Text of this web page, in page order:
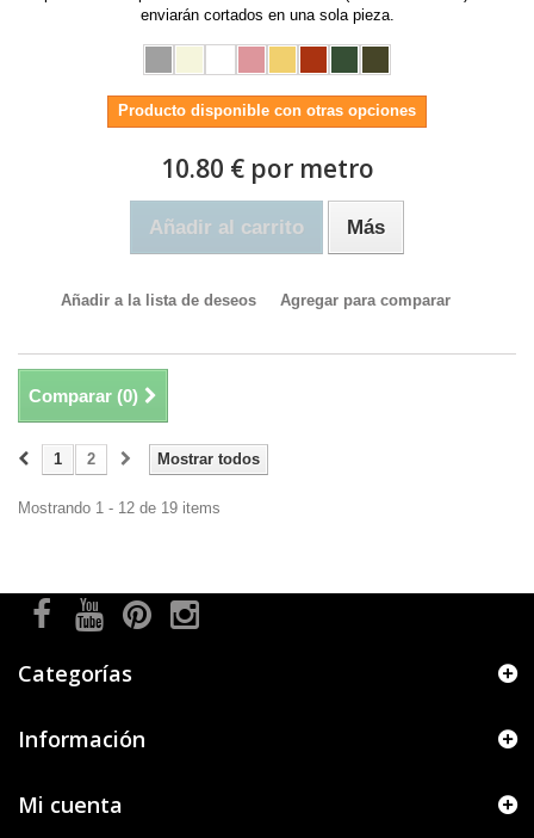
enviarán cortados en una sola pieza.
Producto disponible con otras opciones
10.80 € por metro
Añadir al carrito Más
Añadir a la lista de deseos Agregar para comparar
Comparar (0)
Mostrar todos
1 2
Mostrando 1 - 12 de 19 items
Categorías
Información
Mi cuenta